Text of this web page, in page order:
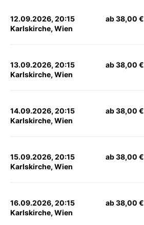
12.09.2026, 20:15
Karlskirche, Wien
ab 38,00 €
13.09.2026, 20:15
Karlskirche, Wien
ab 38,00 €
14.09.2026, 20:15
Karlskirche, Wien
ab 38,00 €
15.09.2026, 20:15
Karlskirche, Wien
ab 38,00 €
16.09.2026, 20:15
Karlskirche, Wien
ab 38,00 €